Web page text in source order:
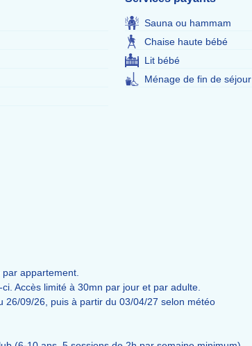
Sauna ou hammam
Chaise haute bébé
Lit bébé
Ménage de fin de séjour
appartement.
Accès limité à 30mn par jour et par adulte.
09/26, puis à partir du 03/04/27 selon météo